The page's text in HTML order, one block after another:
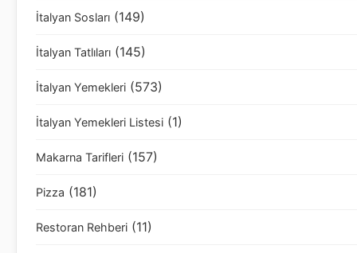
İtalyan Sosları (149)
İtalyan Tatlıları (145)
İtalyan Yemekleri (573)
İtalyan Yemekleri Listesi (1)
Makarna Tarifleri (157)
Pizza (181)
Restoran Rehberi (11)